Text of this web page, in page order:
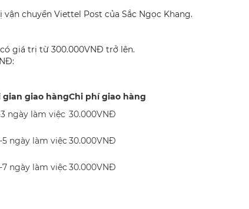
chuyển Viettel Post của Sắc Ngọc Khang.
giá trị từ 300.000VNĐ trở lên.
gian giao hàngChi phí giao hàng
3 ngày làm việc 30.000VNĐ
5 ngày làm việc 30.000VNĐ
7 ngày làm việc 30.000VNĐ